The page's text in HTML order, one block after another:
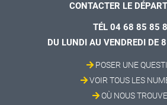
CONTACTER LE
TÉL 04 68 85 85
DU LUNDI AU VENDREDI DE
POSER UNE
VOIR TOUS LES
OÙ NOUS